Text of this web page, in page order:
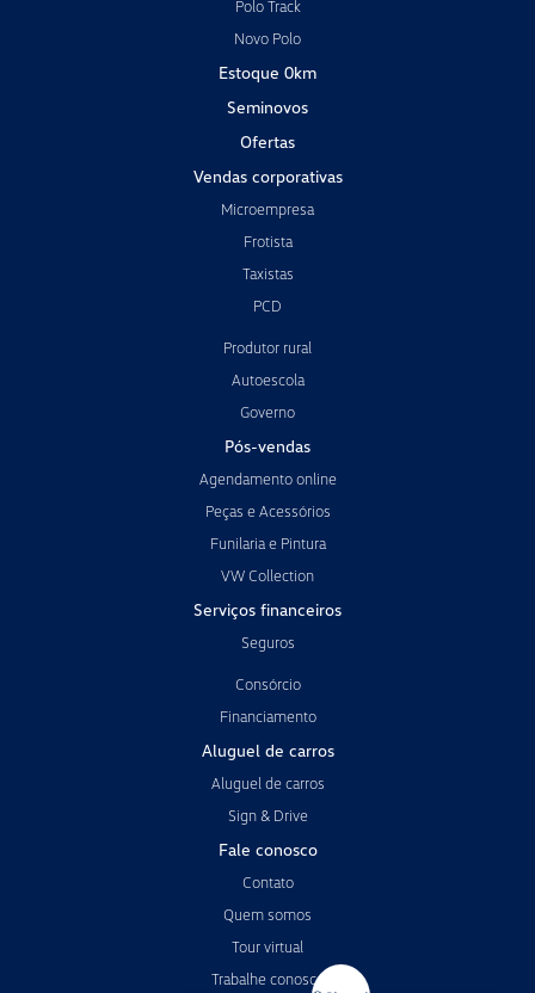
Polo Track
Novo Polo
Estoque 0km
Seminovos
Ofertas
Vendas corporativas
Microempresa
Frotista
Taxistas
PCD
Produtor rural
Autoescola
Governo
Pós-vendas
Agendamento online
Peças e Acessórios
Funilaria e Pintura
VW Collection
Serviços financeiros
Seguros
Consórcio
Financiamento
Aluguel de carros
Aluguel de carros
Sign & Drive
Fale conosco
Contato
Quem somos
Tour virtual
Trabalhe conosco